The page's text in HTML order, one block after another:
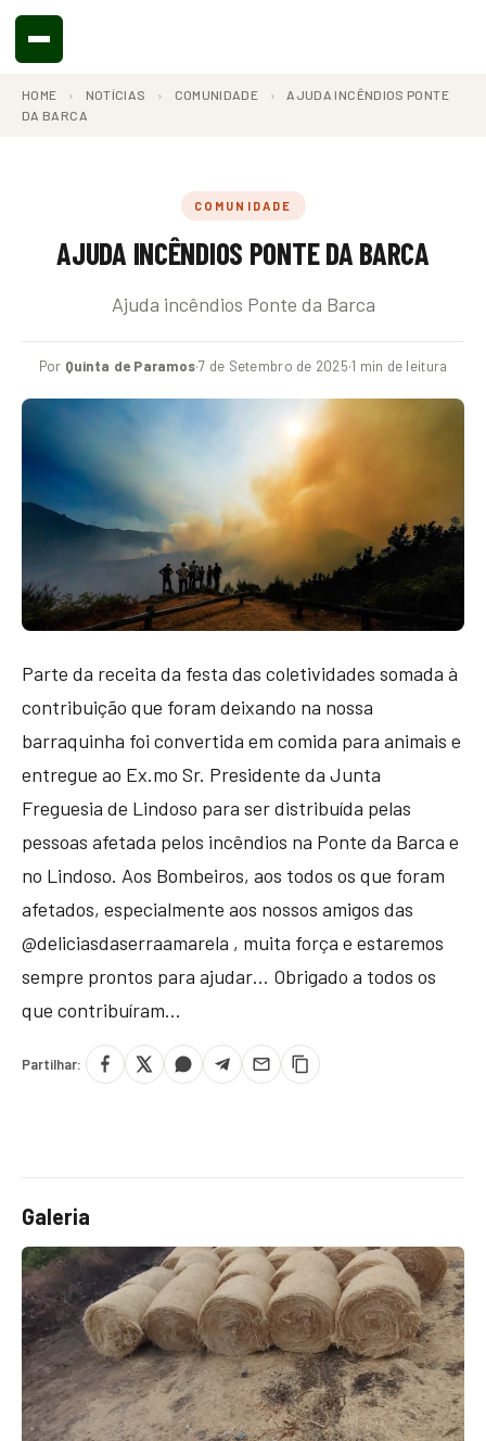
HOME › NOTÍCIAS › COMUNIDADE ›
AJUDA INCÊNDIOS PONTE
DA BARCA
COMUNIDADE
AJUDA INCÊNDIOS PONTE DA BARCA
Ajuda incêndios Ponte da Barca
Por Quinta de Paramos·7 de Setembro de 2025·1 min de leitura
Parte da receita da festa das coletividades somada à
contribuição que foram deixando na nossa
barraquinha foi convertida em comida para animais e
entregue ao Ex.mo Sr. Presidente da Junta
Freguesia de Lindoso para ser distribuída pelas
pessoas afetada pelos incêndios na Ponte da Barca e
no Lindoso. Aos Bombeiros, aos todos os que foram
afetados, especialmente aos nossos amigos das
@deliciasdaserraamarela , muita força e estaremos
sempre prontos para ajudar… Obrigado a todos os
que contribuíram…
Partilhar:
Galeria